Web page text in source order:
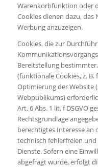
Warenkorbfunktion oder
Cookies dienen dazu,
Werbung anzuzeigen.
Cookies, die zur
Bereitstellung
(funktionale Cookies, z.
Optimierung der Website
Webpublikums)
Art. 6 Abs. 1 lit. f DSGVO
Rechtsgrundlage
berechtigtes Interesse an
technisch fehlerfreien
Dienste. Sofern eine
abgefragt wurde, erfolgt